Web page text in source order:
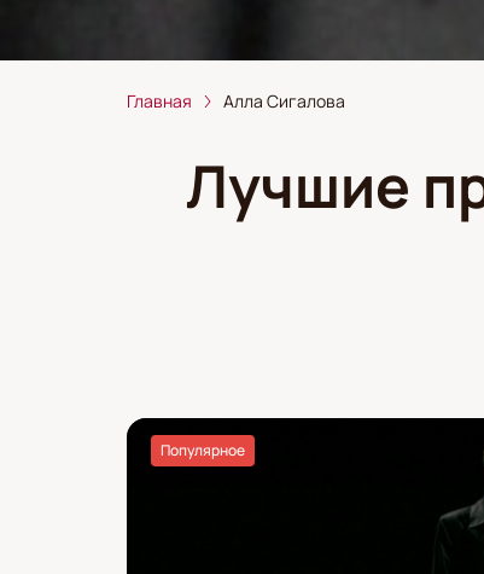
Главная Алла Сигалова
Лучшие
Популярное